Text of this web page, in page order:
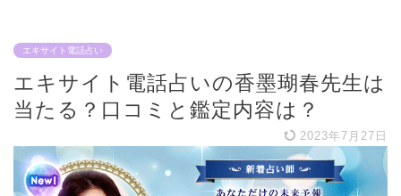
エキサイト電話占い
エキサイト電話占いの香墨瑚春先生は
当たる？口コミと鑑定内容は？
2023年7月27日